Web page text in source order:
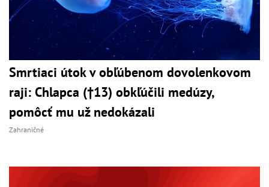
Smrtiaci útok v obľúbenom dovolenkovom
raji: Chlapca (†13) obkľúčili medúzy,
pomôcť mu už nedokázali
Zahraničné